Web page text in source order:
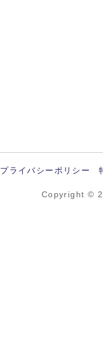
プライバシーポリシー
Copyright ©